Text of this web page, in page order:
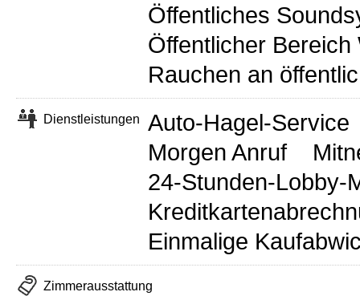
Öffentliches
Öffentlicher
Rauchen an
Dienstleistungen
Auto-Hagel-Service
Morgen Anruf
24-Stunden-Lobby-
Einmalige
Zimmerausstattung